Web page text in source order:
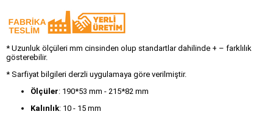
* Uzunluk ölçüleri mm cinsinden olup standartlar dahilinde + – farklılık
gösterebilir.
* Sarfiyat bilgileri derzli uygulamaya göre verilmiştir.
Ölçüler: 190*53 mm - 215*82 mm
Kalınlık: 10 - 15 mm